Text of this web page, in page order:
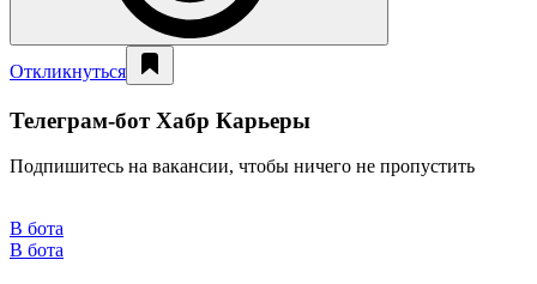
Откликнуться
Телеграм-бот Хабр Карьеры
Подпишитесь на вакансии, чтобы ничего не пропустить
В бота
В бота